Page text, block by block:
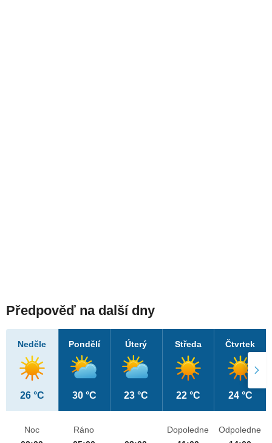
Předpověď na další dny
Neděle
26 °C
Pondělí
30 °C
Úterý
23 °C
Středa
22 °C
Čtvrtek
24 °C
Noc
Ráno
Dopoledne
Odpoledne